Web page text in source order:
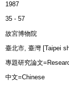
1987
35 - 57
故宮博物院
臺北市, 臺灣 [Taipei
專題研究論文
中文=Chinese